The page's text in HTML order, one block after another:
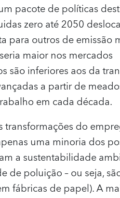
pacote de políticas
zero até 2050
para outros de emissão
maior nos mercados
são inferiores aos da
a partir de
em cada década.
do
uma minoria dos
a sustentabilidade
de poluição – ou seja,
fábricas de papel). A